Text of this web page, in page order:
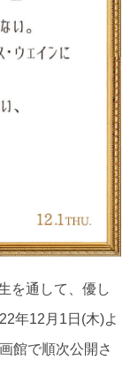
を通して、優し
年12月1日(木)よ
館で順次公開さ